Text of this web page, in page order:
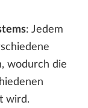
: Jedem
wodurch die
wird.